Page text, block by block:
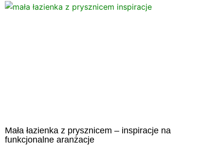
Mała łazienka z prysznicem – inspiracje na
funkcjonalne aranżacje